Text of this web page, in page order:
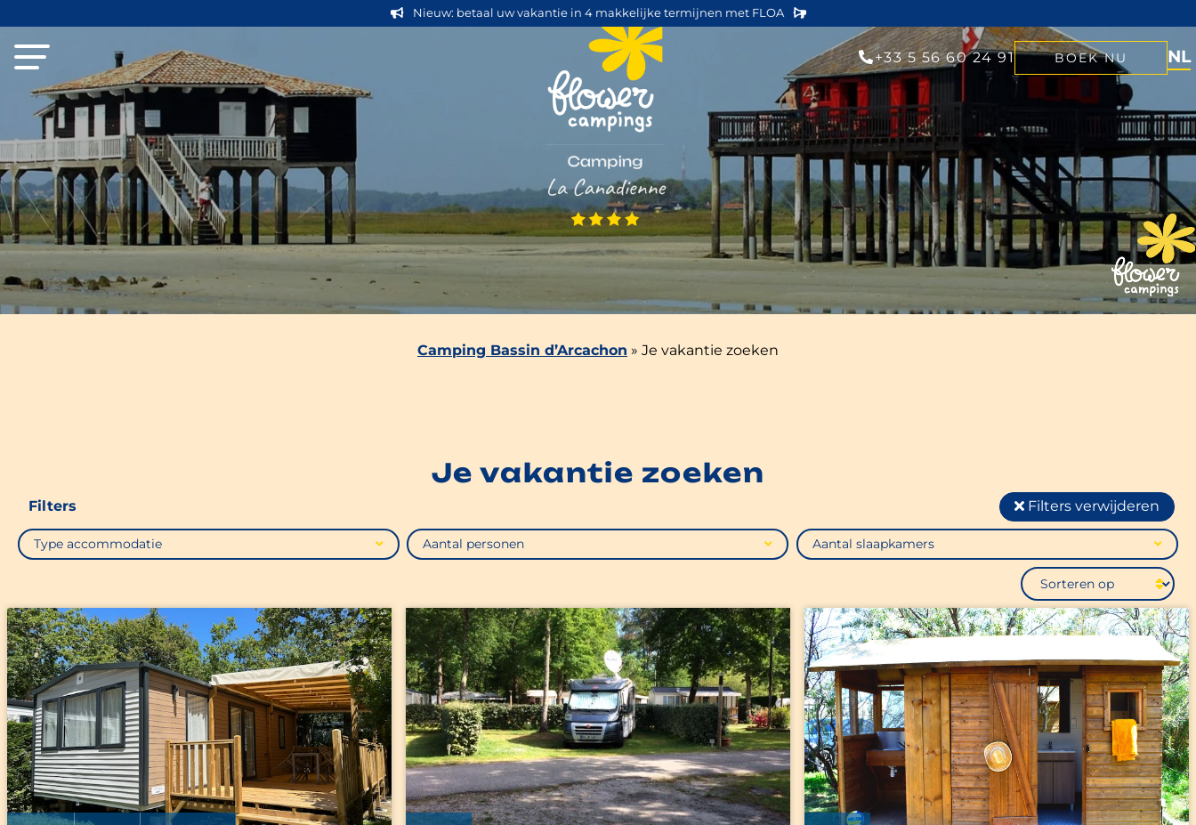
Nieuw: betaal uw vakantie in 4 makkelijke termijnen met FLOA
+33 5 56 60 24 91 BOEK NU
NL
FR
DE
Camping Bassin d’Arcachon » Je vakantie zoeken
Je vakantie zoeken
Filters Filters verwijderen
Type accommodatie Aantal personen Aantal slaapkamers